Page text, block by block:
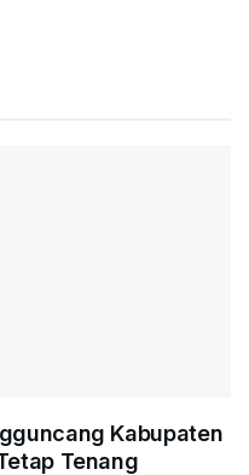
Kabupaten
Tenang